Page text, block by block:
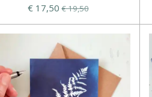
€ 17,50 € 19,50